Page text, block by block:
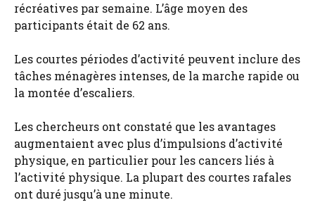
récréatives par semaine. L’âge moyen des
participants était de 62 ans.
Les courtes périodes d’activité peuvent inclure des
tâches ménagères intenses, de la marche rapide ou
la montée d’escaliers.
Les chercheurs ont constaté que les avantages
augmentaient avec plus d’impulsions d’activité
physique, en particulier pour les cancers liés à
l’activité physique. La plupart des courtes rafales
ont duré jusqu’à une minute.